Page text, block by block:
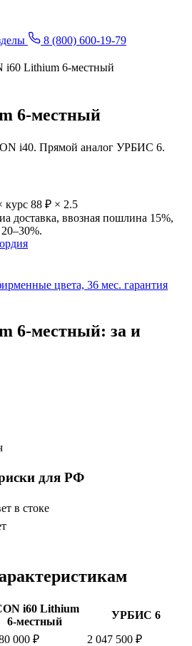
8 (800) 600-19-79
i60 Lithium 6-местный
6-местный
i40. Прямой аналог УРБИС 6.
88 ₽ × 2.5
доставка, ввозная пошлина 15%,
цвета, 36 мес. гарантия
6-местный: за и
для РФ
в стоке
i60 Lithium
6-местный
УРБИС 6
000 ₽
2 047 500 ₽